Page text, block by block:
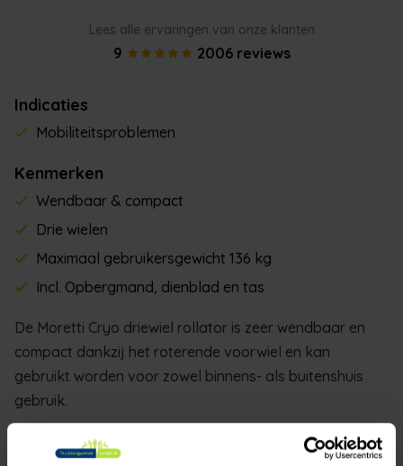
Lees alle ervaringen van onze klanten
9 2006 reviews
Indicaties
Mobiliteitsproblemen
Kenmerken
Wendbaar & compact
Drie wielen
Maximaal gebruikersgewicht 136 kg
Incl. Opbergmand, dienblad en tas
De Moretti Cryo driewiel rollator is zeer wendbaar en
compact dankzij het roterende voorwiel en kan
gebruikt worden voor zowel binnens- als buitenshuis
gebruik.
De Moretti driewiel rollator heeft een dubbele handrem